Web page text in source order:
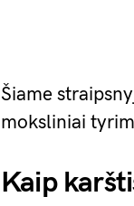
Šiame
moksliniai
Kaip